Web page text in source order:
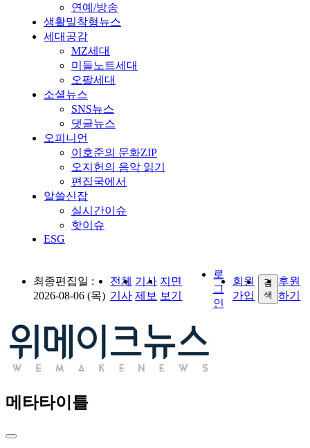
연예/방송
생활밀착형뉴스
세대공감
MZ세대
미들노트세대
오팔세대
소셜뉴스
SNS뉴스
댓글뉴스
오피니언
이호준의 문화ZIP
오지헌의 음악 읽기
편집국에서
알쓸신잡
실시간이슈
핫이슈
ESG
최종편집일 :
2026-08-06 (목)
전체
기사
기사
제보
지면
보기
로
그
인
회원
가입
검
색
후원
하기
메타타이틀